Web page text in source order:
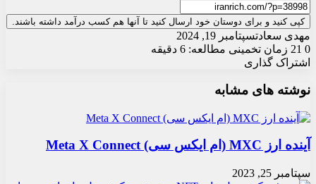
کپی کنید و برای دوستان خود ارسال کنید تا آنها هم کسب درآمد داشته باشند.
مهدی سعادتسپتامبر 19, 2024
0
زمان تخمینی مطالعه: 6 دقیقه
اشتراک گذاری
بوک
آپ
ایمیل
نوشته های مشابه
آینده ارز MXC (ام ایکس سی) Meta X Connect
سپتامبر 25, 2023